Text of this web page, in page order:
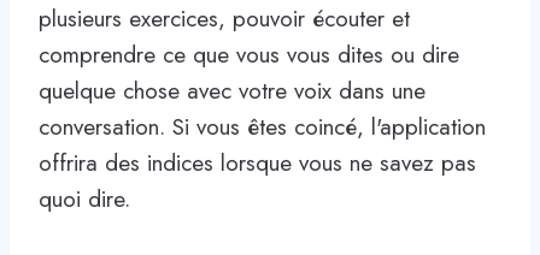
plusieurs exercices, pouvoir écouter et
comprendre ce que vous vous dites ou dire
quelque chose avec votre voix dans une
conversation. Si vous êtes coincé, l'application
offrira des indices lorsque vous ne savez pas
quoi dire.